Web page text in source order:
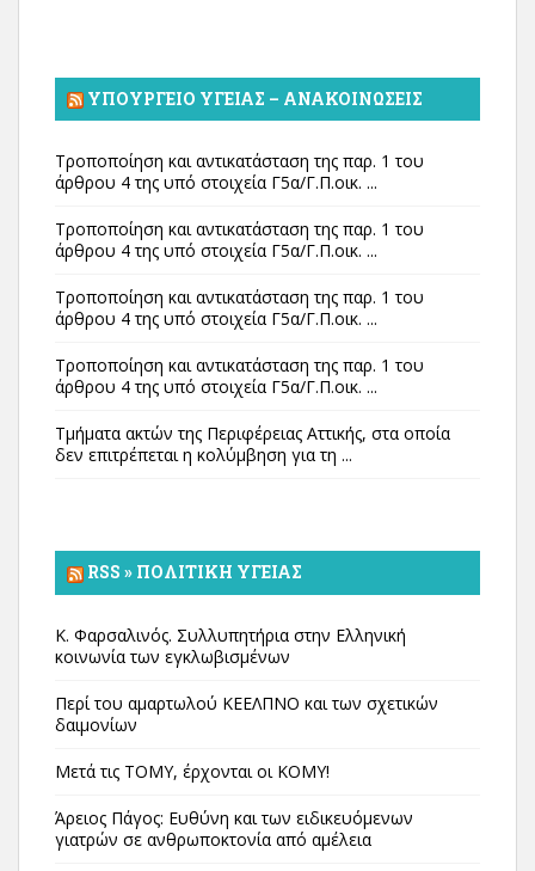
ΥΠΟΥΡΓΕΊΟ ΥΓΕΊΑΣ – ΑΝΑΚΟΙΝΏΣΕΙΣ
Τροποποίηση και αντικατάσταση της παρ. 1 του
άρθρου 4 της υπό στοιχεία Γ5α/Γ.Π.οικ. ...
Τροποποίηση και αντικατάσταση της παρ. 1 του
άρθρου 4 της υπό στοιχεία Γ5α/Γ.Π.οικ. ...
Τροποποίηση και αντικατάσταση της παρ. 1 του
άρθρου 4 της υπό στοιχεία Γ5α/Γ.Π.οικ. ...
Τροποποίηση και αντικατάσταση της παρ. 1 του
άρθρου 4 της υπό στοιχεία Γ5α/Γ.Π.οικ. ...
Τμήματα ακτών της Περιφέρειας Αττικής, στα οποία
δεν επιτρέπεται η κολύμβηση για τη ...
RSS » ΠΟΛΙΤΙΚΉ ΥΓΕΊΑΣ
Κ. Φαρσαλινός. Συλλυπητήρια στην Ελληνική
κοινωνία των εγκλωβισμένων
Περί του αμαρτωλού ΚΕΕΛΠΝΟ και των σχετικών
δαιμονίων
Μετά τις ΤΟΜΥ, έρχονται οι ΚΟΜΥ!
Άρειος Πάγος: Ευθύνη και των ειδικευόμενων
γιατρών σε ανθρωποκτονία από αμέλεια